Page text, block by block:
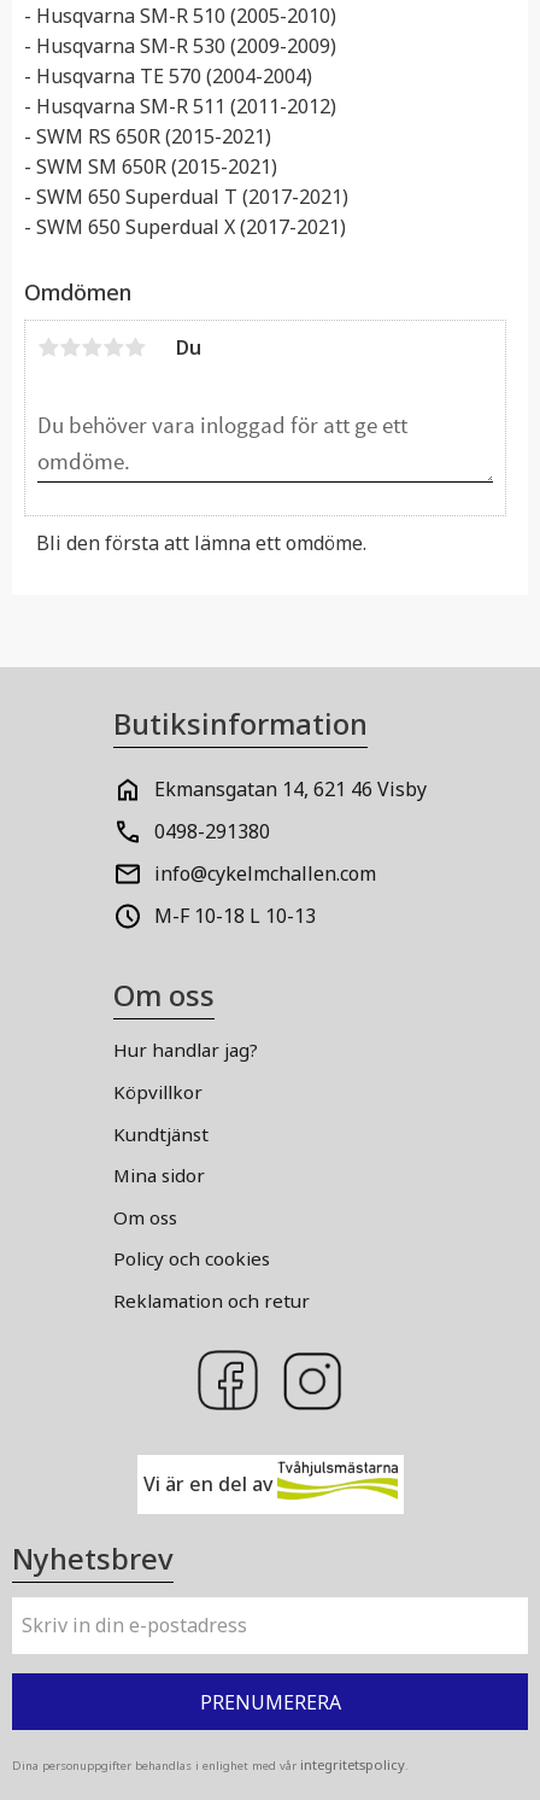
- Husqvarna SM-R 510 (2005-2010)
- Husqvarna SM-R 530 (2009-2009)
- Husqvarna TE 570 (2004-2004)
- Husqvarna SM-R 511 (2011-2012)
- SWM RS 650R (2015-2021)
- SWM SM 650R (2015-2021)
- SWM 650 Superdual T (2017-2021)
- SWM 650 Superdual X (2017-2021)
Omdömen
Du
Bli den första att lämna ett omdöme.
Butiksinformation
Ekmansgatan 14, 621 46 Visby
0498-291380
info@cykelmchallen.com
M-F 10-18 L 10-13
Om oss
Hur handlar jag?
Köpvillkor
Kundtjänst
Mina sidor
Om oss
Policy och cookies
Reklamation och retur
Vi är en del av
Nyhetsbrev
PRENUMERERA
Dina personuppgifter behandlas i enlighet med vår integritetspolicy.